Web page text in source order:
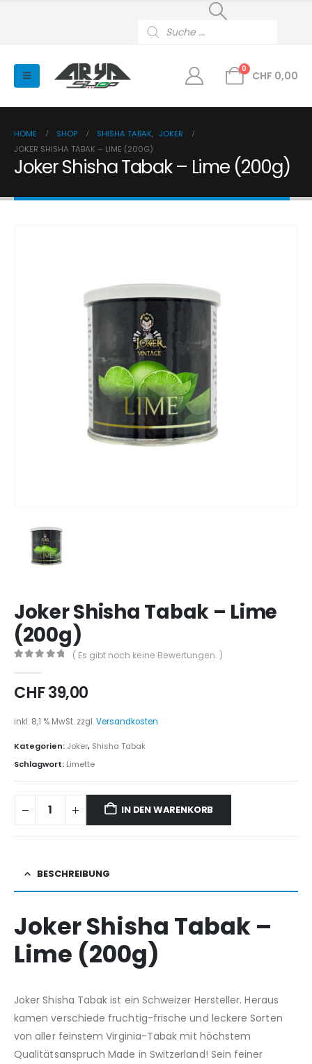
search
0
CHF 0,00
HOME SHOP SHISHA TABAK, JOKER
JOKER SHISHA TABAK – LIME (200G)
Joker Shisha Tabak – Lime (200g)
Joker Shisha Tabak – Lime
(200g)
( Es gibt noch keine Bewertungen. )
CHF39,00
inkl. 8,1 % MwSt. zzgl.Versandkosten
Kategorien:Joker, Shisha Tabak
Schlagwort: Limette
IN DEN WARENKORB
BESCHREIBUNG
Joker Shisha Tabak –
Lime (200g)
Joker Shisha Tabak ist ein Schweizer Hersteller. Heraus
kamen verschiede fruchtig-frische und leckere Sorten
von aller feinstem Virginia-Tabak mit höchstem
Qualitätsanspruch Made in Switzerland! Sein feiner